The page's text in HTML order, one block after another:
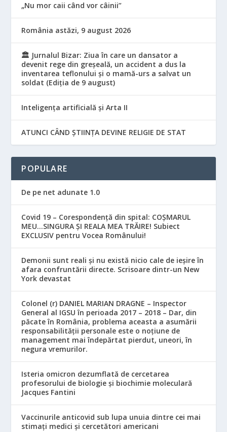
„Nu mor caii când vor câinii”
România astăzi, 9 august 2026
🏛️ Jurnalul Bizar: Ziua în care un dansator a
devenit rege din greșeală, un accident a dus la
inventarea teflonului și o mamă-urs a salvat un
soldat (Ediția de 9 august)
Inteligența artificială și Arta II
ATUNCI CÂND ȘTIINȚA DEVINE RELIGIE DE STAT
POPULARE
De pe net adunate 1.0
Covid 19 – Corespondență din spital: COȘMARUL
MEU…SINGURA ȘI REALA MEA TRĂIRE! Subiect
EXCLUSIV pentru Vocea Românului!
Demonii sunt reali și nu există nicio cale de ieșire în
afara confruntării directe. Scrisoare dintr-un New
York devastat
Colonel (r) DANIEL MARIAN DRAGNE – Inspector
General al IGSU în perioada 2017 – 2018 – Dar, din
păcate în România, problema aceasta a asumării
responsabilităţii personale este o noţiune de
management mai îndepărtat pierdut, uneori, în
negura vremurilor.
Isteria omicron dezumflată de cercetarea
profesorului de biologie și biochimie moleculară
Jacques Fantini
Vaccinurile anticovid sub lupa unuia dintre cei mai
stimați medici și cercetători americani